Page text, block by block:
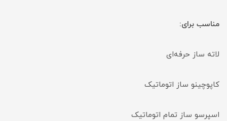
مناسب برای:
لاته ساز حرفه‌ای
کاپوچینو ساز اتوماتیک
اسپرسو ساز تمام اتوماتیک